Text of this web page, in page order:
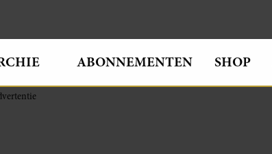
ABONNEMENTEN SHOP